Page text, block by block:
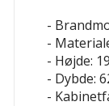
-
-
- Højde:
- Dybde:
-